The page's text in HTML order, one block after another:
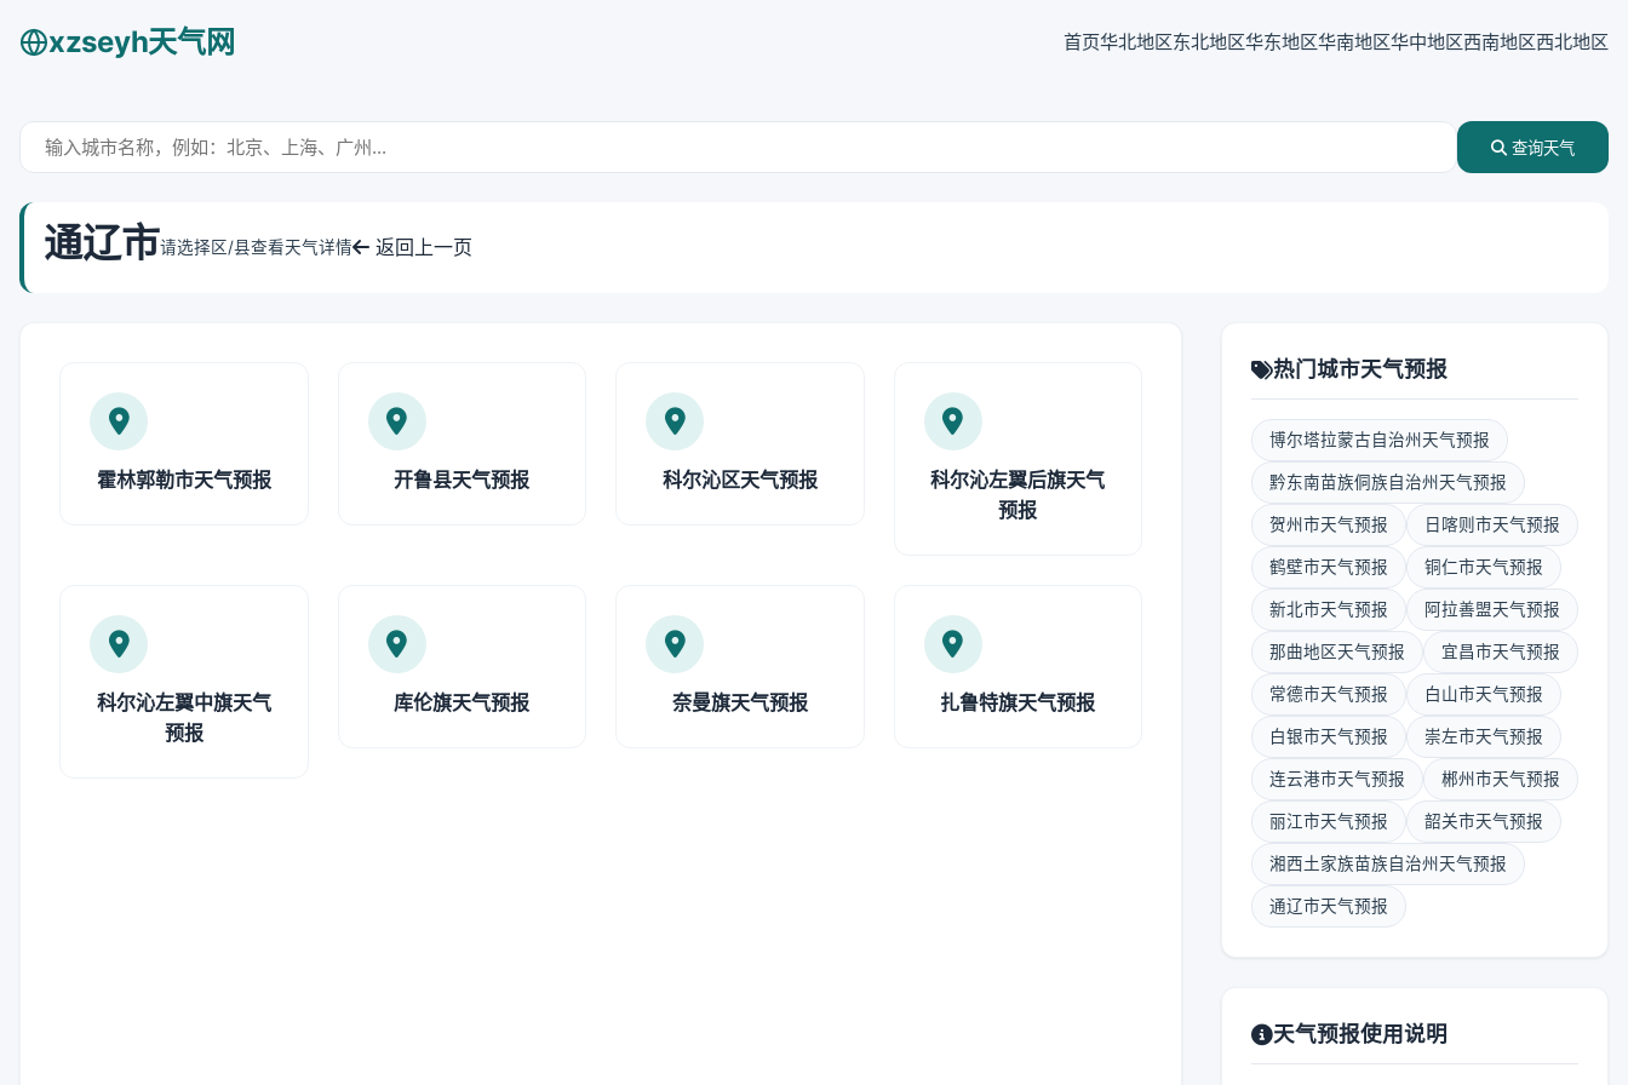
xzseyh天气网 首页华北地区东北地区华东地区华南地区华中地区西南地区西北地区
查询天气
通辽市请选择区/县查看天气详情 返回上一页
霍林郭勒市天气预报 开鲁县天气预报 科尔沁区天气预报
科尔沁左翼后旗天气
预报
科尔沁左翼中旗天气
预报
库伦旗天气预报 奈曼旗天气预报 扎鲁特旗天气预报
热门城市天气预报
博尔塔拉蒙古自治州天气预报
黔东南苗族侗族自治州天气预报
贺州市天气预报 日喀则市天气预报
鹤壁市天气预报 铜仁市天气预报
新北市天气预报 阿拉善盟天气预报
那曲地区天气预报 宜昌市天气预报
常德市天气预报 白山市天气预报
白银市天气预报 崇左市天气预报
连云港市天气预报 郴州市天气预报
丽江市天气预报 韶关市天气预报
湘西土家族苗族自治州天气预报
通辽市天气预报
天气预报使用说明